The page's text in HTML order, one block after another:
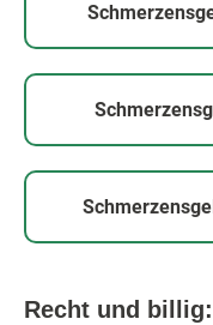
Recht und